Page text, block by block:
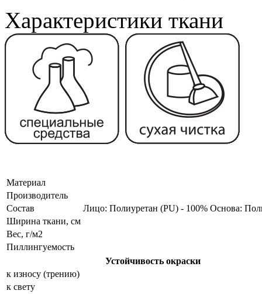
Характеристики ткани
Материал
Производитель
Состав
Лицо: Полиуретан (PU) - 100% Основа:
Ширина ткани, см
Вес, г/м2
Пиллингуемость
Устойчивость окраски
к износу (трению)
к свету